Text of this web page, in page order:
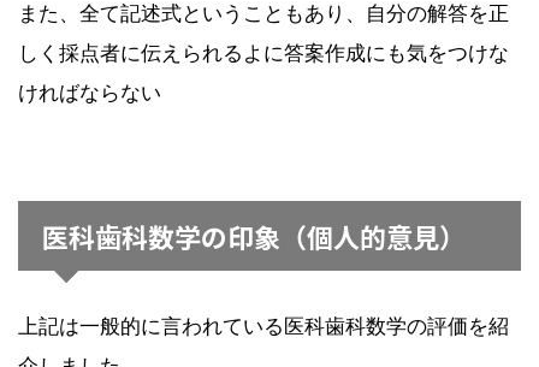
また、全て記述式ということもあり、自分の解答を正
しく採点者に伝えられるよに答案作成にも気をつけな
ければならない
医科歯科数学の印象（個人的意見）
上記は一般的に言われている医科歯科数学の評価を紹